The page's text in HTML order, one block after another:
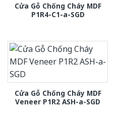
Cửa Gỗ Chống Cháy MDF
P1R4-C1-a-SGD
Cửa Gỗ Chống Cháy MDF
Veneer P1R2 ASH-a-SGD